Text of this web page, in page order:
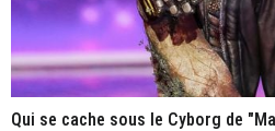
Qui se cache sous le Cyborg de